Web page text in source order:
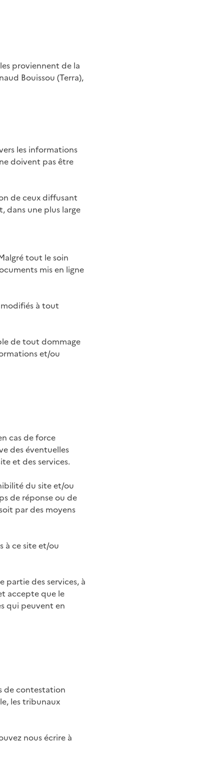
proviennent de la
Bouissou (Terra),
les informations
doivent pas être
de ceux diffusant
dans une plus large
tout le soin
mis en ligne
à tout
de tout dommage
et/ou
cas de force
des éventuelles
et des services.
du site et/ou
de réponse ou de
par des moyens
à ce site et/ou
partie des services, à
accepte que le
qui peuvent en
de contestation
les tribunaux
nous écrire à